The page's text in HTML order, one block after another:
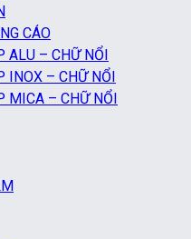
CÁO
ALU – CHỮ NỔI
INOX – CHỮ NỔI
MICA – CHỮ NỔI